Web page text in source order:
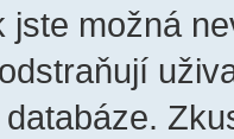
jste možná